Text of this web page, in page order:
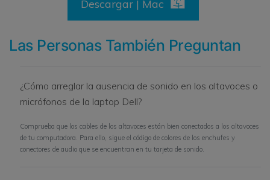
Descargar | Mac
Las Personas También Preguntan
¿Cómo arreglar la ausencia de sonido en los altavoces o
micrófonos de la laptop Dell?
Comprueba que los cables de los altavoces están bien conectados a los altavoces
de tu computadora. Para ello, sigue el código de colores de los enchufes y
conectores de audio que se encuentran en tu tarjeta de sonido.